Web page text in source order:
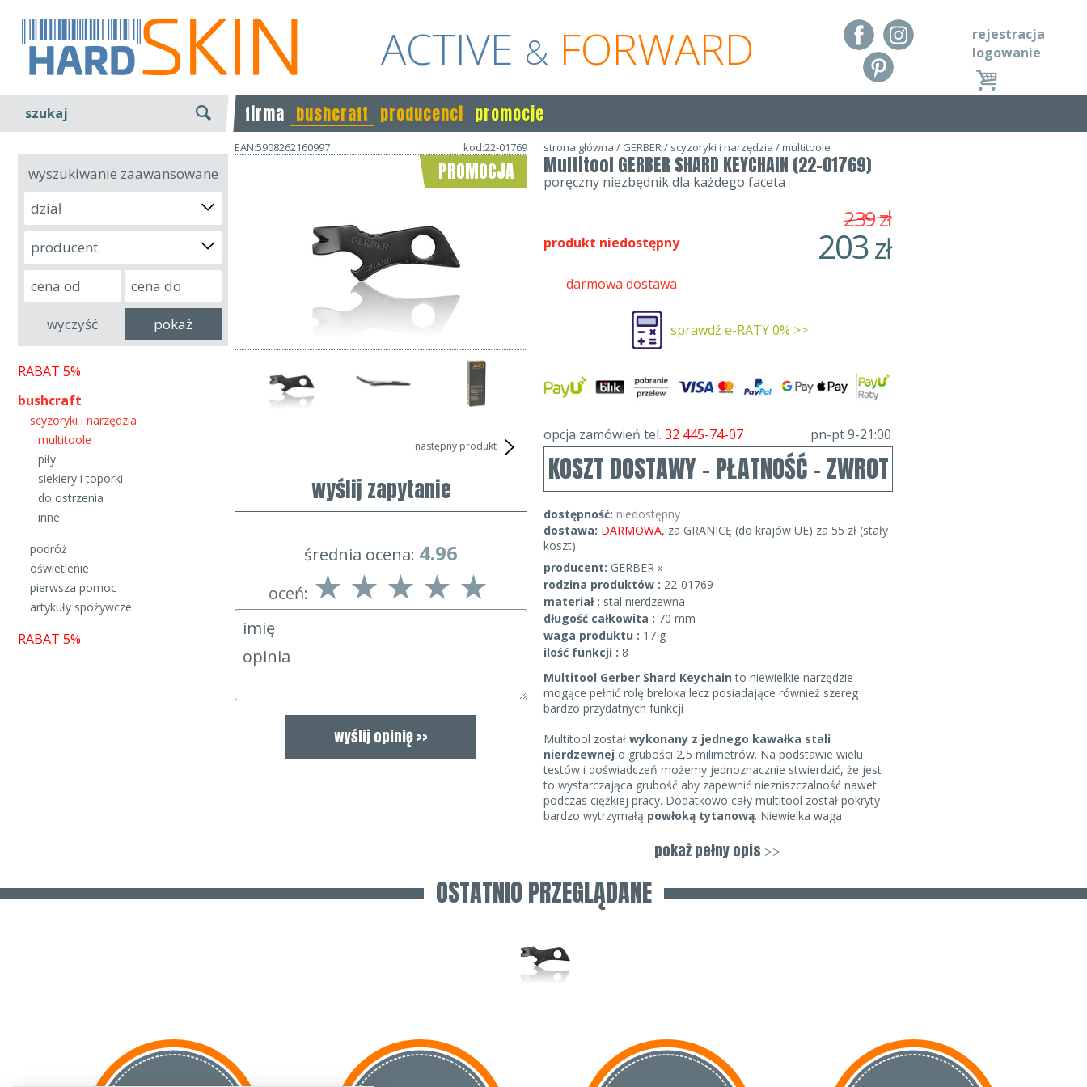
ACTIVE & FORWARD
rejestracja
logowanie
szukaj firma bushcraft producenci promocje
wyszukiwanie zaawansowane
dział
producent
RABAT 5%
bushcraft
scyzoryki i narzędzia
multitoole
piły
siekiery i toporki
do ostrzenia
inne
podróż
oświetlenie
pierwsza pomoc
artykuły spożywcze
RABAT 5%
EAN:5908262160997 kod:22-01769
PROMOCJA
następny produkt
wyślij zapytanie
średnia ocena: 4.96
oceń:
strona główna / GERBER/ scyzoryki i narzędzia /multitoole
Multitool GERBER SHARD KEYCHAIN (22-01769)
poręczny niezbędnik dla każdego faceta
203zł
239zł
produkt niedostępny
darmowa dostawa
sprawdź e-RATY 0% >>
opcja zamówień tel. 32 445-74-07 pn-pt 9-21:00
KOSZT DOSTAWY - PŁATNOŚĆ - ZWROT
dostępność: niedostępny
dostawa: DARMOWA, za GRANICĘ (do krajów UE) za 55 zł (stały
koszt)
producent: GERBER »
rodzina produktów : 22-01769
materiał : stal nierdzewna
długość całkowita : 70 mm
waga produktu : 17 g
ilość funkcji : 8
Multitool Gerber Shard Keychain to niewielkie narzędzie
mogące pełnić rolę breloka lecz posiadające również szereg
bardzo przydatnych funkcji
Multitool został wykonany z jednego kawałka stali
nierdzewnej o grubości 2,5 milimetrów. Na podstawie wielu
testów i doświadczeń możemy jednoznacznie stwierdzić, że jest
to wystarczająca grubość aby zapewnić niezniszczalność nawet
podczas ciężkiej pracy. Dodatkowo cały multitool został pokryty
bardzo wytrzymałą powłoką tytanową. Niewielka waga
przenosić zawieszone na szyi i już po kilku minutach zapomnieć o
Multitool został wyposażony w następujące funkcje:
mini łom,
śrubokręt płaski mały,
śrubokręt płaski duży ,
otwór na linkę, smycz lub ucho kluczy.
Odpowiedni dobór narzędzi, niewielka waga oraz wysoka jakość
wykonania powodują, że Multitool Gerber Shard Keychain jest
pokaż pełny opis >>
OSTATNIO PRZEGLĄDANE